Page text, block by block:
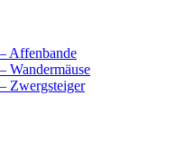
Affenbande
Wandermäuse
Zwergsteiger